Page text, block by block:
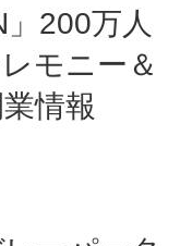
」200万人
モニー＆
情報